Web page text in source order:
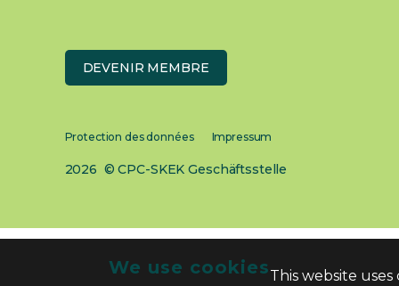
We use cookiesThis website
DEVENIR MEMBRE
Protection des données Impressum
2026 © CPC-SKEK Geschäftsstelle